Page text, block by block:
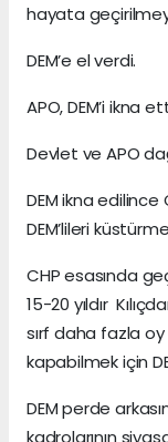
hayata
DEM’e el verdi.
APO, DEM’i ikna
Devlet ve APO
DEM ikna
DEM’lileri
CHP esasında
15-20 yıldır
sırf daha fazla
kapabilmek için
DEM perde
kadrolarının